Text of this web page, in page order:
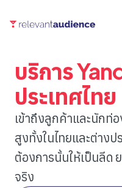
บริการ
ประเทศไทย
เข้าถึงลูกค้าและนักท่
สูงทั้งในไทยและต่าง
ต้องการนั้นให้เป็นลีด
จริง